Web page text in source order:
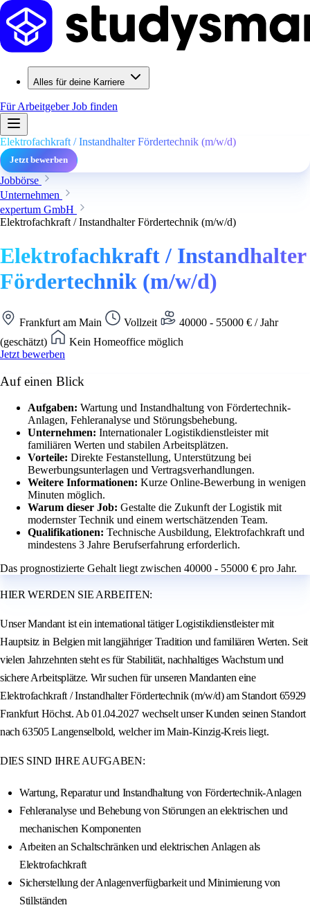
Alles für deine Karriere
Für ArbeitgeberJob finden
Elektrofachkraft / Instandhalter Fördertechnik (m/w/d)
Jetzt bewerben
Jobbörse
Unternehmen
expertum GmbH
Elektrofachkraft / Instandhalter Fördertechnik (m/w/d)
Elektrofachkraft / Instandhalter
Fördertechnik (m/w/d)
Frankfurt am Main Vollzeit
40000 - 55000 € / Jahr
(geschätzt)
Kein Homeoffice möglich
Jetzt bewerben
Auf einen Blick
Aufgaben: Wartung und Instandhaltung von Fördertechnik-
Anlagen, Fehleranalyse und Störungsbehebung.
Unternehmen: Internationaler Logistikdienstleister mit
familiären Werten und stabilen Arbeitsplätzen.
Vorteile: Direkte Festanstellung, Unterstützung bei
Bewerbungsunterlagen und Vertragsverhandlungen.
Weitere Informationen: Kurze Online-Bewerbung in wenigen
Minuten möglich.
Warum dieser Job: Gestalte die Zukunft der Logistik mit
modernster Technik und einem wertschätzenden Team.
Qualifikationen: Technische Ausbildung, Elektrofachkraft und
mindestens 3 Jahre Berufserfahrung erforderlich.
Das prognostizierte Gehalt liegt zwischen 40000 - 55000 € pro Jahr.
HIER WERDEN SIE ARBEITEN:
Unser Mandant ist ein international tätiger Logistikdienstleister mit
Hauptsitz in Belgien mit langjähriger Tradition und familiären Werten. Seit
vielen Jahrzehnten steht es für Stabilität, nachhaltiges Wachstum und
sichere Arbeitsplätze. Wir suchen für unseren Mandanten eine
Elektrofachkraft / Instandhalter Fördertechnik (m/w/d) am Standort 65929
Frankfurt Höchst. Ab 01.04.2027 wechselt unser Kunden seinen Standort
nach 63505 Langenselbold, welcher im Main-Kinzig-Kreis liegt.
DIES SIND IHRE AUFGABEN:
Wartung, Reparatur und Instandhaltung von Fördertechnik-Anlagen
Fehleranalyse und Behebung von Störungen an elektrischen und
mechanischen Komponenten
Arbeiten an Schaltschränken und elektrischen Anlagen als
Elektrofachkraft
Sicherstellung der Anlagenverfügbarkeit und Minimierung von
Stillständen